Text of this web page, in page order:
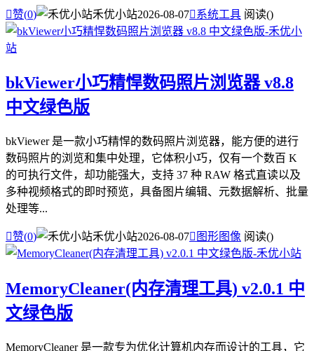
赞(0) 禾优小站2026-08-07系统工具 阅读()
bkViewer小巧精悍数码照片浏览器 v8.8
中文绿色版
bkViewer 是一款小巧精悍的数码照片浏览器，能方便的进行
数码照片的浏览和集中处理，它体积小巧，仅有一个数百 K
的可执行文件，却功能强大，支持 37 种 RAW 格式直读以及
多种视频格式的即时预览，具备图片编辑、元数据解析、批量
处理等...
赞(0) 禾优小站2026-08-07 图形图像 阅读()
MemoryCleaner(内存清理工具) v2.0.1 中
文绿色版
MemoryCleaner 是一款专为优化计算机内存而设计的工具，它